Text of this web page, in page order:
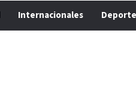
Internacionales